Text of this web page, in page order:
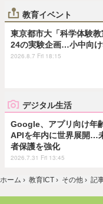
教育イベント
東京都市大「科学体験教
24の実験企画…小中向
2026.8.7 Fri 18:15
デジタル生活
Google、アプリ向け年
APIを年内に世界展開…
者保護を強化
2026.7.31 Fri 13:45
ホーム › 教育ICT › その他 › 記